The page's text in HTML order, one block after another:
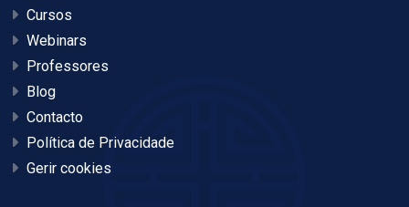
Cursos
Webinars
Professores
Blog
Contacto
Política de Privacidade
Gerir cookies